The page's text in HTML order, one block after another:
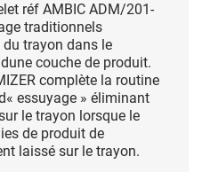
réf AMBIC ADM/201-
traditionnels
trayon dans le
couche de produit.
complète la routine
essuyage » éliminant
le trayon lorsque le
de produit de
laissé sur le trayon.